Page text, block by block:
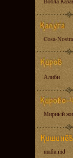
Cosa-Nostra
Алиби
Мирный
mafia.md